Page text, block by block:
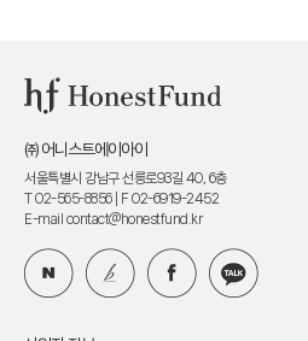
㈜ 어니스트에이아이
서울특별시 강남구 선릉로93길 40, 6층
T 02-565-8856| F 02-6919-2452
E-mail contact@honestfund.kr